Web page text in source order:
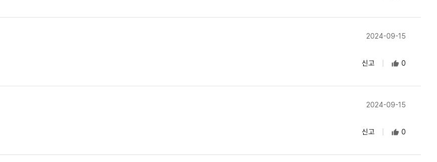
2024-09-15
신고 0
2024-09-15
신고 0